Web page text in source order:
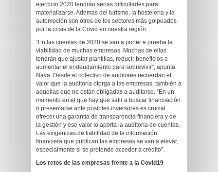
ejercicio 2020 tendrán serias dificultades para
materializarse. Además del turismo, la hostelería y la
automoción son otros de los sectores más golpeados
por la crisis de la Covid en nuestra región.
“En las cuentas de 2020 se van a poner a prueba la
viabilidad de muchas empresas. Muchas de ellas
tendrán que ajustar plantillas, reducir beneficios o
aumentar el endeudamiento para sobrevivir”, apunta
Nava. Desde el colectivo de auditores recuerdan el
valor que la auditoría otorga a las empresas, también a
aquellas que no están obligadas a auditarse. “En un
momento en el que hay que salir a buscar financiación
o presentarse ante posibles inversores es crucial
ofrecer una garantía de transparencia financiera y de
la gestión y ese valor lo aporta la auditoría de cuentas.
Las exigencias de fiabilidad de la información
financiera que publican las empresas se van a elevar,
especialmente si se pretende acceder a crédito”.
Los retos de las empresas frente a la Covid19